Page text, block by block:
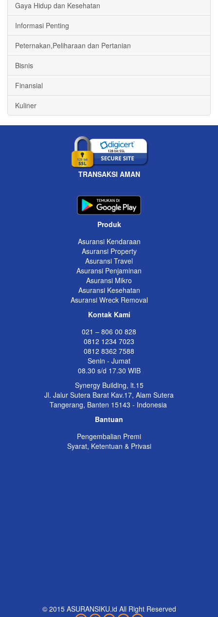
Gaya Hidup dan Kesehatan
Informasi Penting
Peternakan,Peliharaan dan Pertanian
Bisnis
Finansial
Kuliner
TRANSAKSI AMAN
Produk
Asuransi Kendaraan
Asuransi Property
Asuransi Travel
Asuransi Penjaminan
Asuransi Mikro
Asuransi Kesehatan
Asuransi Wreck Removal
Kontak Kami
021 – 806 00 828
0812 1234 7023
0812 8362 7588
Senin - Jumat
08.30 s/d 17.30 WIB
Synergy Building, lt.15
Jl. Jalur Sutera Barat Kav.17, Alam Sutera
Tangerang, Banten 15143 - Indonesia
Bantuan
Pengembalian Premi
Syarat, Ketentuan & Privasi
© 2015 ASURANSIKU.id All Right Reserved